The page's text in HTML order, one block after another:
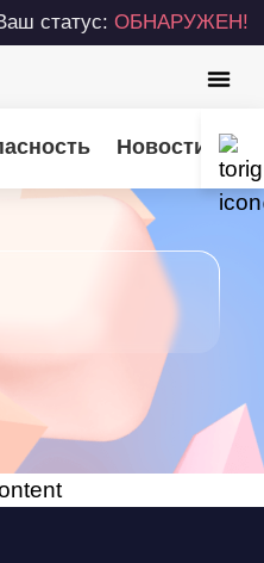
статус:ОБНАРУЖЕН!
Новости